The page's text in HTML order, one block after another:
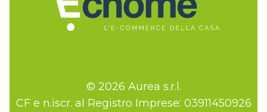
© 2026 Aurea s.r.l.
CF e n.iscr. al Registro Imprese: 03911450926